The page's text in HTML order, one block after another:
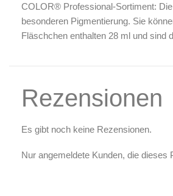
COLOR® Professional-Sortiment:
besonderen Pigmentierung. Sie
Fläschchen enthalten 28 ml und sind
Rezensionen
Es gibt noch keine Rezensionen.
Nur angemeldete Kunden, die dieses